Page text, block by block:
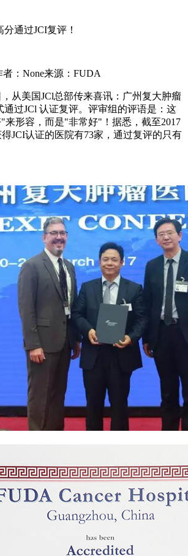
通过JCI复评！
： None来源： FUDA
从美国JCl总部传来喜讯：广州复大肿瘤
通过JCl 认证复评。评审组的评语是：这
来形容，而是"非常好"！据悉，截至2017
JCI认证的医院有73家，通过复评的只有